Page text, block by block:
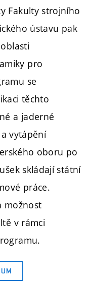
Fakulty strojního
ústavu pak
pro
se
těchto
a jaderné
vytápění
oboru po
skládají státní
práce.
možnost
v rámci